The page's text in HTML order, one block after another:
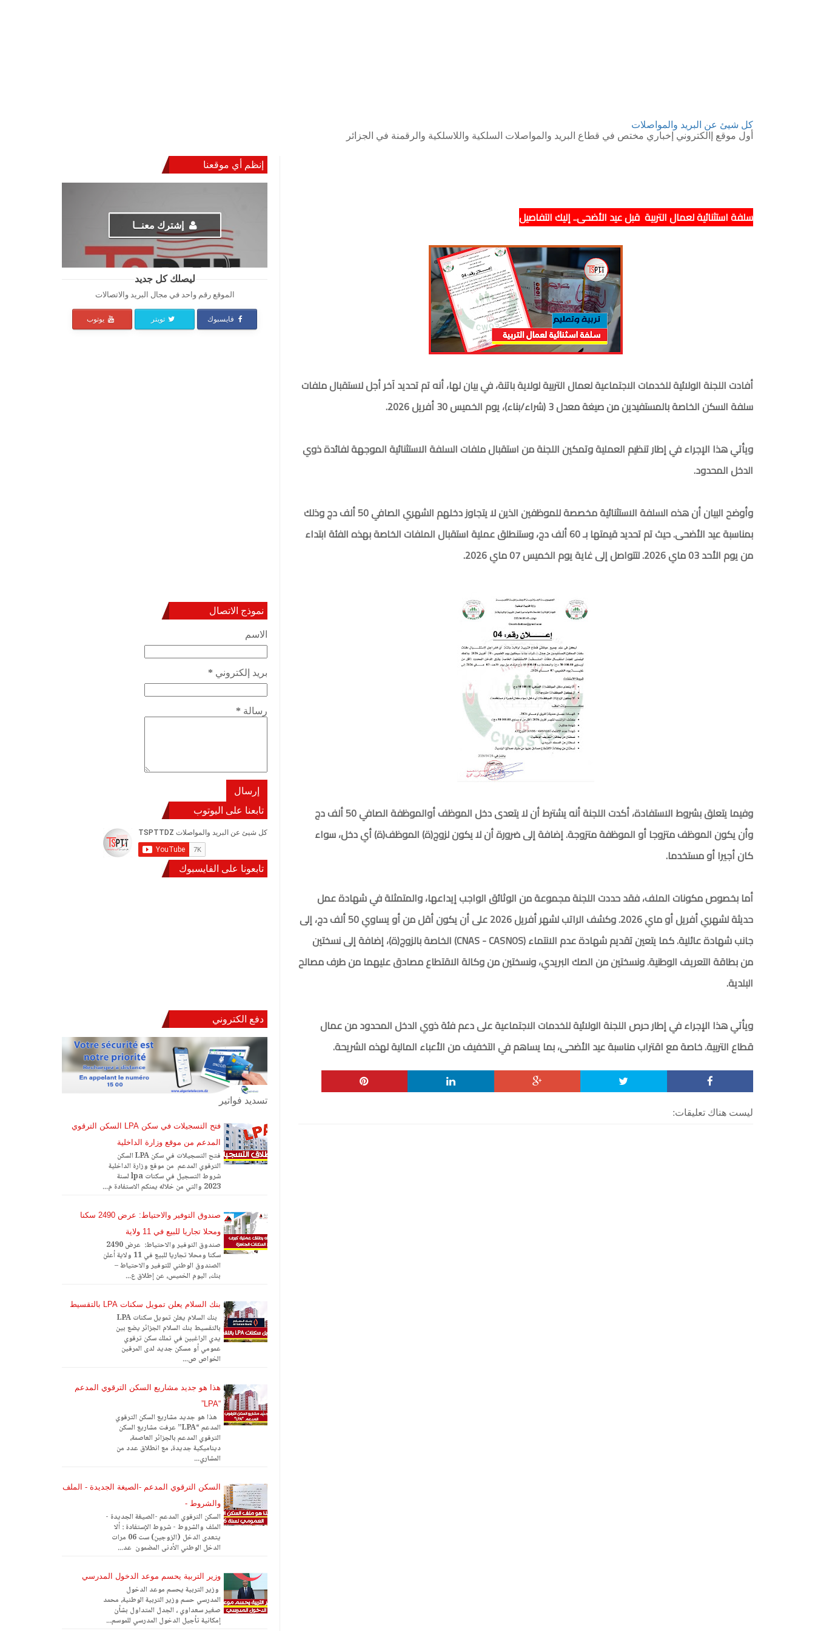
كل شيئ عن البريد والمواصلات
أول موقع إالكتروني إخباري مختص في قطاع البريد والمواصلات السلكية واللاسلكية والرقمنة في الجزائر
سلفة استثنائية لعمال التربية قبل عيد الأضحى.. إليك التفاصيل
أفادت اللجنة الولائية للخدمات الاجتماعية لعمال التربية لولاية باتنة، في بيان لها، أنه تم تحديد آخر أجل لاستقبال ملفات
سلفة السكن الخاصة بالمستفيدين من صيغة معدل 3 (شراء/بناء)، يوم الخميس 30 أفريل 2026.
ويأتي هذا الإجراء في إطار تنظيم العملية وتمكين اللجنة من استقبال ملفات السلفة الاستثنائية الموجهة لفائدة ذوي
الدخل المحدود.
وأوضح البيان أن هذه السلفة الاستثنائية مخصصة للموظفين الذين لا يتجاوز دخلهم الشهري الصافي 50 ألف دج وذلك
بمناسبة عيد الأضحى. حيث تم تحديد قيمتها بـ 60 ألف دج، وستنطلق عملية استقبال الملفات الخاصة بهذه الفئة ابتداء
من يوم الأحد 03 ماي 2026. لتتواصل إلى غاية يوم الخميس 07 ماي 2026.
وفيما يتعلق بشروط الاستفادة، أكدت اللجنة أنه يشترط أن لا يتعدى دخل الموظف أوالموظفة الصافي 50 ألف دج
وأن يكون الموظف متزوجا أو الموظفة متزوجة. إضافة إلى ضرورة أن لا يكون لزوج(ة) الموظف(ة) أي دخل، سواء
كان أجيرا أو مستخدما.
أما بخصوص مكونات الملف، فقد حددت اللجنة مجموعة من الوثائق الواجب إيداعها، والمتمثلة في شهادة عمل
حديثة لشهري أفريل أو ماي 2026. وكشف الراتب لشهر أفريل 2026 على أن يكون أقل من أو يساوي 50 ألف دج، إلى
جانب شهادة عائلية. كما يتعين تقديم شهادة عدم الانتماء (CNAS - CASNOS) الخاصة بالزوج(ة)، إضافة إلى نسختين
من بطاقة التعريف الوطنية. ونسختين من الصك البريدي، ونسختين من وكالة الاقتطاع مصادق عليهما من طرف مصالح
البلدية.
ويأتي هذا الإجراء في إطار حرص اللجنة الولائية للخدمات الاجتماعية على دعم فئة ذوي الدخل المحدود من عمال
قطاع التربية. خاصة مع اقتراب مناسبة عيد الأضحى، بما يساهم في التخفيف من الأعباء المالية لهذه الشريحة.
ليست هناك تعليقات:
إنظم أي موقعنا
إشترك معنــا
ليصلك كل جديد
الموقع رقم واحد في مجال البريد والاتصالات
فايسبوك تويتر يوتوب
نموذج الاتصال
الاسم
بريد إلكتروني *
رسالة *
تابعنا على اليوتوب
تابعونا على الفايسبوك
دفع الكتروني
تسديد فواتير
فتح التسجيلات في سكن LPA السكن الترقوي
المدعم من موقع وزارة الداخلية
فتح التسجيلات في سكن LPA السكن
الترقوي المدعم من موقع وزارة الداخلية
شروط التسجيل في سكنات lpa لسنة
2023 والتي من خلاله يمنكم الاستفادة م...
صندوق التوفير والاحتياط: عرض 2490 سكنا
ومحلا تجاريا للبيع في 11 ولاية
صندوق التوفير والاحتياط: عرض 2490
سكنا ومحلا تجاريا للبيع في 11 ولاية أعلن
الصندوق الوطني للتوفير والاحتياط –
بنك، اليوم الخميس، عن إطلاق ع...
بنك السلام يعلن تمويل سكنات LPA بالتقسيط
بنك السلام يعلن تمويل سكنات LPA
بالتقسيط بنك السلام الجزائر يضع بين
يدي الراغبين في تملك سكن ترقوي
عمومي أو مسكن جديد لدى المرقين
الخواص ص...
هذا هو جديد مشاريع السكن الترقوي المدعم
“LPA”
هذا هو جديد مشاريع السكن الترقوي
المدعم “LPA” عرفت مشاريع السكن
الترقوي المدعم بالجزائر العاصمة،
ديناميكية جديدة، مع انطلاق عدد من
المشاري...
السكن الترقوي المدعم -الصيغة الجديدة - الملف
والشروط -
السكن الترقوي المدعم -الصيغة الجديدة -
الملف والشروط - شروط الإستفادة : ألا
يتعدى الدخل (الزوجين) ست 06 مرات
الدخل الوطني الأدنى المضمون عد...
وزير التربية يحسم موعد الدخول المدرسي
وزير التربية يحسم موعد الدخول
المدرسي حسم وزير التربية الوطنية، محمد
صغير سعداوي ، الجدل المتداول بشأن
إمكانية تأجيل الدخول المدرسي للموسم...